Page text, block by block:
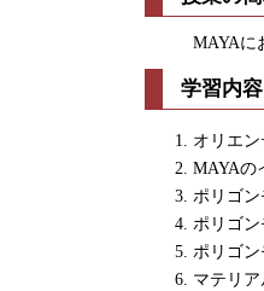
MAYAに
学習内容
オリエ
MAYAの
ポリゴン
ポリゴ
ポリゴ
マテリア